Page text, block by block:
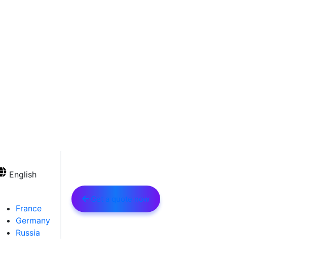
English
France
Germany
Russia
Get a quote now